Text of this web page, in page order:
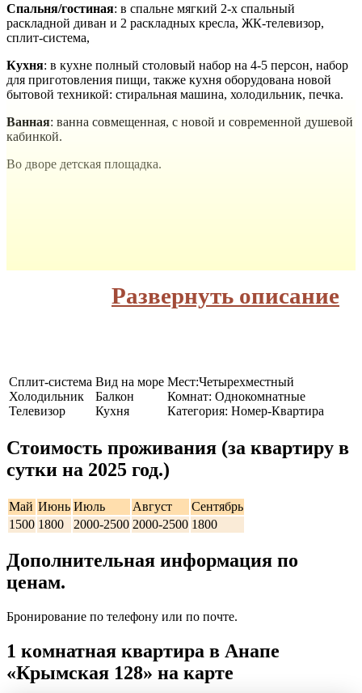
Спальня/гостиная: в спальне мягкий 2-х спальный
раскладной диван и 2 раскладных кресла, ЖК-телевизор,
сплит-система,
Кухня: в кухне полный столовый набор на 4-5 персон, набор
для приготовления пищи, также кухня оборудована новой
бытовой техникой: стиральная машина, холодильник, печка.
Ванная: ванна совмещенная, с новой и современной душевой
кабинкой.
Во дворе детская площадка.
Развернуть описание
Сплит-система
Холодильник
Телевизор
Вид на море
Балкон
Кухня
Мест:Четырехместный
Комнат: Однокомнатные
Категория: Номер-Квартира
Стоимость проживания (за квартиру в
сутки на 2025 год.)
Май Июнь Июль Август
Сентябрь
1500 1800 2000-2500 2000-2500 1800
Дополнительная информация по
ценам.
Бронирование по телефону или по почте.
1 комнатная квартира в Анапе
«Крымская 128» на карте